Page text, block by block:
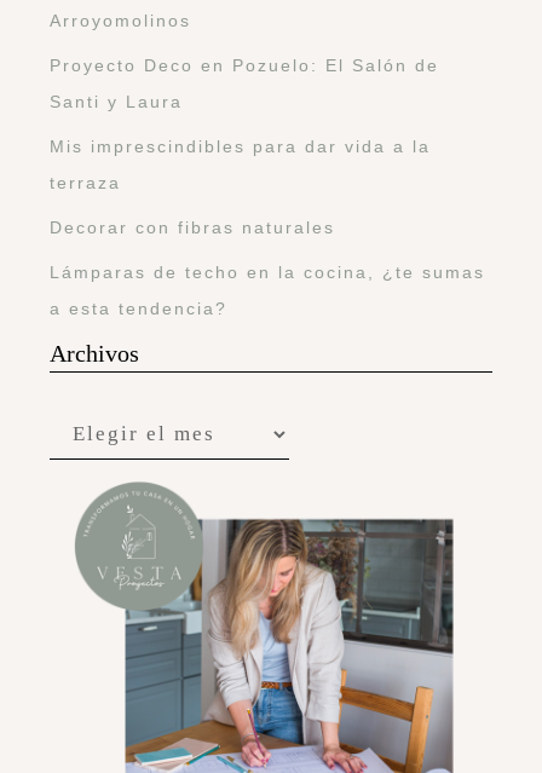
Arroyomolinos
Proyecto Deco en Pozuelo: El Salón de
Santi y Laura
Mis imprescindibles para dar vida a la
terraza
Decorar con fibras naturales
Lámparas de techo en la cocina, ¿te sumas
a esta tendencia?
Archivos